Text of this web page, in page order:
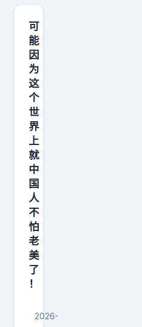
警
察
署
对
外
通
报
这
起
令
人
痛
心
的
事
件
，
当
可
能
因
为
这
个
世
界
上
就
中
国
人
不
怕
老
美
了
！
2026-